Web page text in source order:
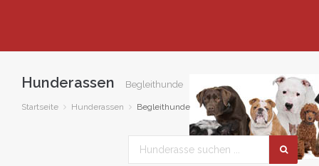
Hunderassen Begleithunde
Startseite Hunderassen Begleithunde